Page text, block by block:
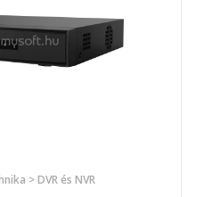
> DVR és NVR